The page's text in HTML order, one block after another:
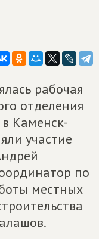
рабочая
отделения
Каменск-
участие
по
местных